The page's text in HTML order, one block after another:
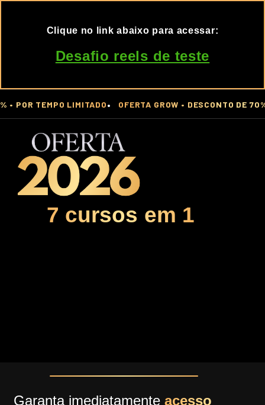
Clique no link abaixo para acessar:
Desafio reels de teste
TEMPO LIMITADO• OFERTA GROW • DESCONTO DE 70% •
7 cursos em 1
Garanta imediatamente acesso